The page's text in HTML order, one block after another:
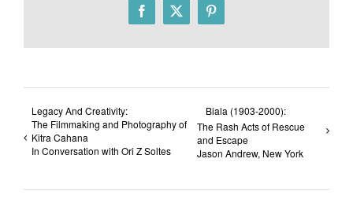
Facebook
X Pinterest
Legacy And Creativity:
The Filmmaking and Photography of
Kitra Cahana
In Conversation with Ori Z Soltes
Biala (1903-2000):
The Rash Acts of Rescue
and Escape
Jason Andrew, New York